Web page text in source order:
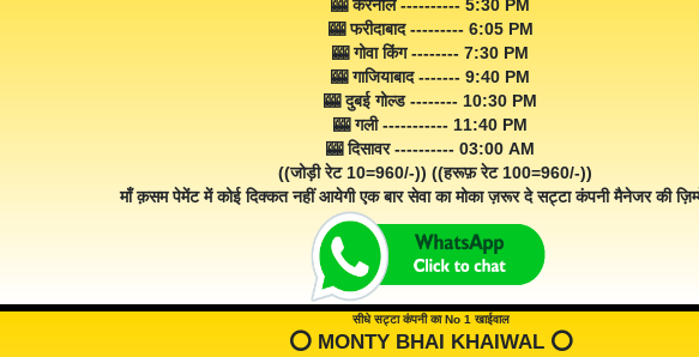
🎰 करनाल ---------- 5:30 PM
🎰 फरीदाबाद --------- 6:05 PM
🎰 गोवा किंग -------- 7:30 PM
🎰 गाजियाबाद ------- 9:40 PM
🎰 दुबई गोल्ड -------- 10:30 PM
🎰 गली ----------- 11:40 PM
🎰 दिसावर ---------- 03:00 AM
((जोड़ी रेट 10=960/-)) ((हरूफ़ रेट 100=960/-))
माँ क़सम पेमेंट में कोई दिक्कत नहीं आयेगी एक बार सेवा का मोका ज़रूर दे सट्टा कंपनी मैनेजर की
सीधे सट्टा कंपनी का No 1 खाईवाल
⭕️ MONTY BHAI KHAIWAL ⭕️